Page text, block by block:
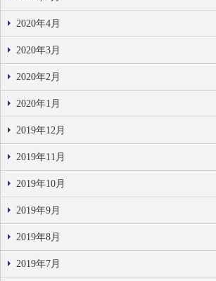
2020年4月
2020年3月
2020年2月
2020年1月
2019年12月
2019年11月
2019年10月
2019年9月
2019年8月
2019年7月